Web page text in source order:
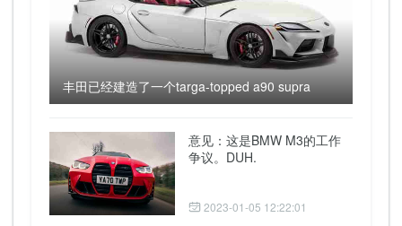
丰田已经建造了一个targa-topped a90 supra
意见：这是BMW M3的工作
争议。DUH.
2023-01-05 12:22:01